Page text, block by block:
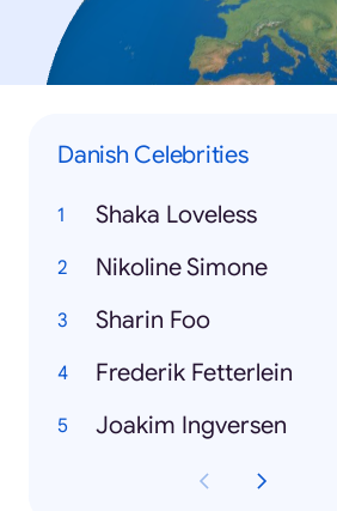
Danish Celebrities
Shaka Loveless
Nikoline Simone
Sharin Foo
Frederik Fetterlein
Joakim Ingversen